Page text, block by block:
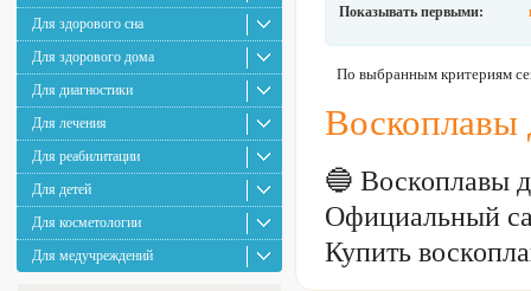
Для здорового сна
Для здорового дома
Для диагностики
Для лечения
Для реабилитации
Для детей
Для косметологии
Для медучреждений
Показывать первыми:
По выбранным критериям
Воскоплавы
🔵 Воскоплавы
Официальный
Купить